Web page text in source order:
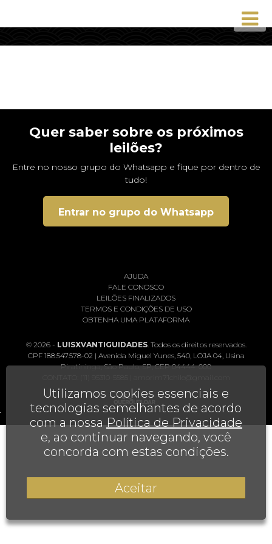
Quer saber sobre os próximos
leilões?
Entre no nosso grupo do Whatsapp e fique por dentro de
tudo!
Entrar no grupo do Whatsapp
AJUDA
FALE CONOSCO
LEILÕES FINALIZADOS
TERMOS E CONDIÇÕES DE USO
OBTENHA UMA PLATAFORMA
© 2026 - LUISXVANTIGUIDADES. Todos os direitos reservados.
CPF 188.547.578-02 | Avenida Miguel Yunes, 540, LOJA 04, Usina
Piratininga, São Paulo, SP, CEP 04444-000
Utilizamos cookies essenciais e
tecnologias semelhantes de acordo
com a nossaPolítica de Privacidade
e, ao continuar navegando, você
concorda com estas condições.
Aceitar